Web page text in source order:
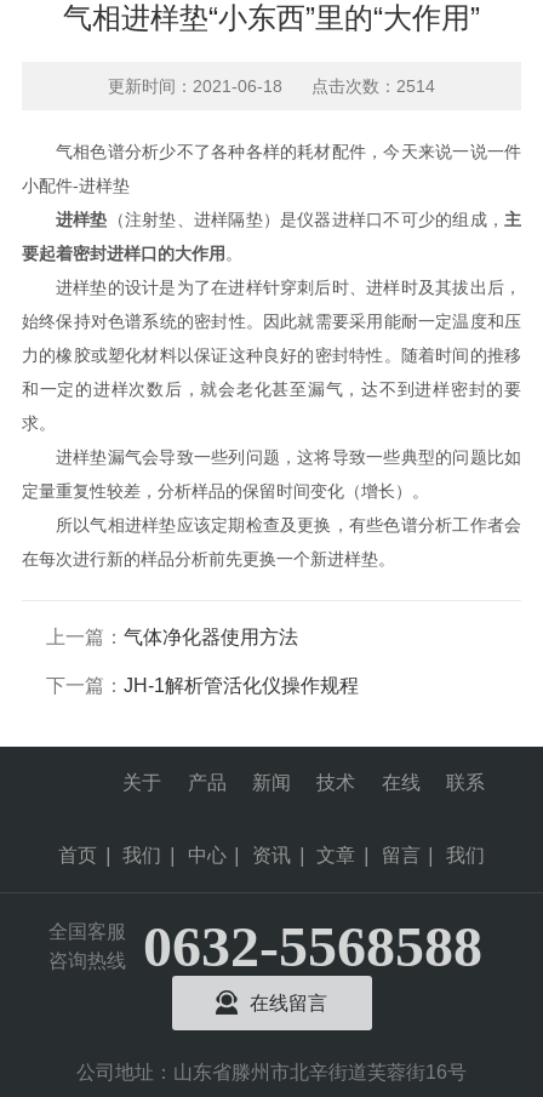
气相进样垫“小东西”里的“大作用”
更新时间：2021-06-18 点击次数：2514
气相色谱分析少不了各种各样的耗材配件，今天来说一说一件
小配件-进样垫
进样垫 （注射垫、进样隔垫）是仪器进样口不可少的组成， 主
要起着密封进样口的大作用 。
进样垫的设计是为了在进样针穿刺后时、进样时及其拔出后，
始终保持对色谱系统的密封性。因此就需要采用能耐一定温度和压
力的橡胶或塑化材料以保证这种良好的密封特性。随着时间的推移
和一定的进样次数后，就会老化甚至漏气，达不到进样密封的要
求。
进样垫漏气会导致一些列问题，这将导致一些典型的问题比如
定量重复性较差，分析样品的保留时间变化（增长）。
所以气相进样垫应该定期检查及更换，有些色谱分析工作者会
在每次进行新的样品分析前先更换一个新进样垫。
上一篇： 气体净化器使用方法
下一篇： JH-1解析管活化仪操作规程
首页
关于
我们
产品
中心
新闻
资讯
技术
文章
在线
留言
联系
我们
全国客服
咨询热线
0632-5568588
在线留言
公司地址：山东省滕州市北辛街道芙蓉街16号